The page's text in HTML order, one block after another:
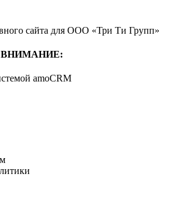
сайта для ООО «Три Ти Групп»
ВНИМАНИЕ:
amoCRM